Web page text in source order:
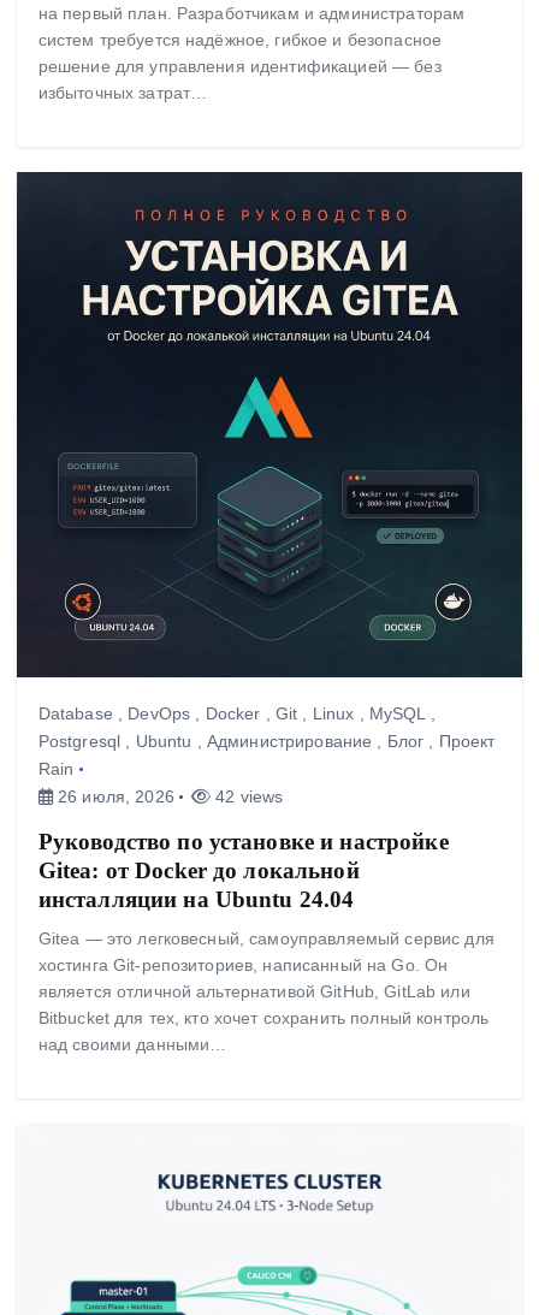
на первый план. Разработчикам и администраторам
систем требуется надёжное, гибкое и безопасное
решение для управления идентификацией — без
избыточных затрат…
Database DevOps Docker Git Linux MySQL
Postgresql
Ubuntu Администрирование Блог
Проект
Rain
26 июля, 2026
42 views
Руководство по установке и настройке
Gitea: от Docker до локальной
инсталляции на Ubuntu 24.04
Gitea — это легковесный, самоуправляемый сервис для
хостинга Git-репозиториев, написанный на Go. Он
является отличной альтернативой GitHub, GitLab или
Bitbucket для тех, кто хочет сохранить полный контроль
над своими данными…